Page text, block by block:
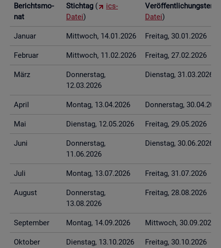
Be­richts­mo­
nat
Stich­tag (
ics-
Datei)
Datei)
Ja­nu­ar Mitt­woch, 14.01.2026 Frei­tag, 30.01.2026
Fe­bru­ar Mitt­woch, 11.02.2026 Frei­tag, 27.02.2026
März
Don­ners­tag,
12.03.2026
Diens­tag, 31.03.2026
April Mon­tag, 13.04.2026 Don­ners­tag,
Mai Diens­tag, 12.05.2026 Frei­tag, 29.05.2026
Juni
Don­ners­tag,
11.06.2026
Diens­tag, 30.06.2026
Juli Mon­tag, 13.07.2026 Frei­tag, 31.07.2026
Au­gust
Don­ners­tag,
13.08.2026
Frei­tag, 28.08.2026
Sep­tem­ber Mon­tag, 14.09.2026 Mitt­woch, 30.09.2026
Ok­to­ber Diens­tag, 13.10.2026 Frei­tag, 30.10.2026